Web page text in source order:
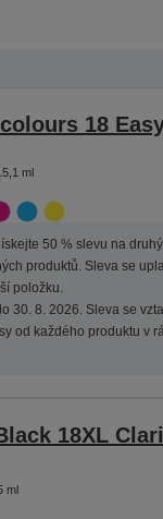
18
ml
50 % slevu na druhý
produktů. Sleva se
položku.
30. 8. 2026. Sleva se
od každého produktu v
18XL
ml